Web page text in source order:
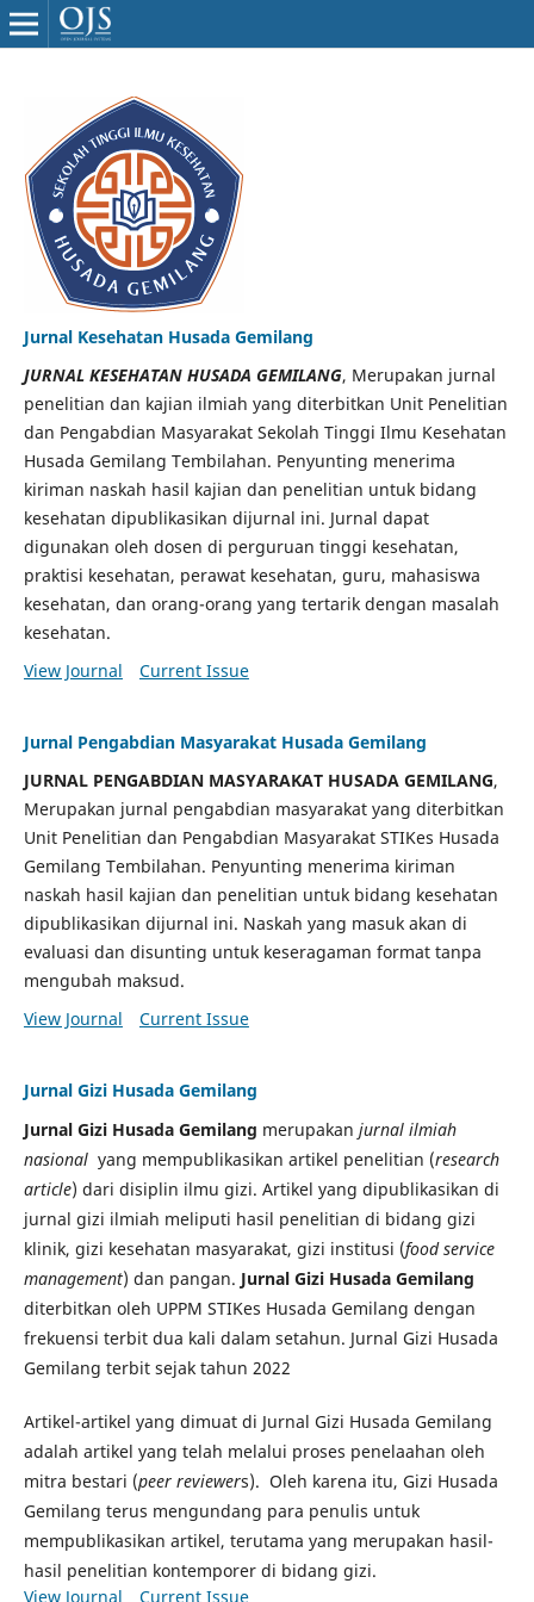
Jurnal Kesehatan Husada Gemilang
JURNAL KESEHATAN HUSADA GEMILANG, Merupakan jurnal
penelitian dan kajian ilmiah yang diterbitkan Unit Penelitian
dan Pengabdian Masyarakat Sekolah Tinggi Ilmu Kesehatan
Husada Gemilang Tembilahan. Penyunting menerima
kiriman naskah hasil kajian dan penelitian untuk bidang
kesehatan dipublikasikan dijurnal ini. Jurnal dapat
digunakan oleh dosen di perguruan tinggi kesehatan,
praktisi kesehatan, perawat kesehatan, guru, mahasiswa
kesehatan, dan orang-orang yang tertarik dengan masalah
kesehatan.
View Journal
Current Issue
Jurnal Pengabdian Masyarakat Husada Gemilang
JURNAL PENGABDIAN MASYARAKAT HUSADA GEMILANG,
Merupakan jurnal pengabdian masyarakat yang diterbitkan
Unit Penelitian dan Pengabdian Masyarakat STIKes Husada
Gemilang Tembilahan. Penyunting menerima kiriman
naskah hasil kajian dan penelitian untuk bidang kesehatan
dipublikasikan dijurnal ini. Naskah yang masuk akan di
evaluasi dan disunting untuk keseragaman format tanpa
mengubah maksud.
View Journal
Current Issue
Jurnal Gizi Husada Gemilang
Jurnal Gizi Husada Gemilang merupakan jurnal ilmiah
nasionalyang mempublikasikan artikel penelitian (research
article) dari disiplin ilmu gizi. Artikel yang dipublikasikan di
jurnal gizi ilmiah meliputi hasil penelitian di bidang gizi
klinik, gizi kesehatan masyarakat, gizi institusi (food service
management) dan pangan. Jurnal Gizi Husada Gemilang
diterbitkan oleh UPPM STIKes Husada Gemilang dengan
frekuensi terbit dua kali dalam setahun. Jurnal Gizi Husada
Gemilang terbit sejak tahun 2022
Artikel-artikel yang dimuat di Jurnal Gizi Husada Gemilang
adalah artikel yang telah melalui proses penelaahan oleh
mitra bestari (peer reviewers). Oleh karena itu, Gizi Husada
Gemilang terus mengundang para penulis untuk
mempublikasikan artikel, terutama yang merupakan hasil-
hasil penelitian kontemporer di bidang gizi.
View Journal
Current Issue